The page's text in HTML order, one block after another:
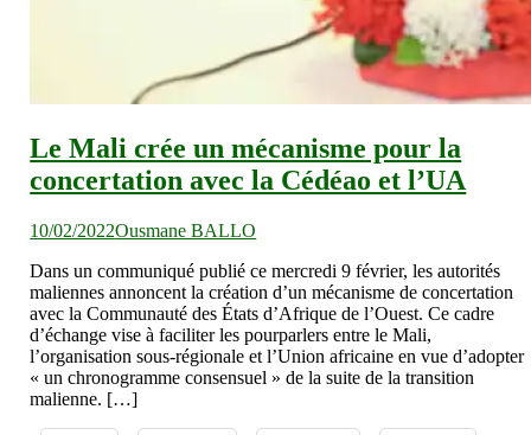
Le Mali crée un mécanisme pour la
concertation avec la Cédéao et l’UA
10/02/2022Ousmane BALLO
Dans un communiqué publié ce mercredi 9 février, les autorités
maliennes annoncent la création d’un mécanisme de concertation
avec la Communauté des États d’Afrique de l’Ouest. Ce cadre
d’échange vise à faciliter les pourparlers entre le Mali,
l’organisation sous-régionale et l’Union africaine en vue d’adopter
« un chronogramme consensuel » de la suite de la transition
malienne. […]